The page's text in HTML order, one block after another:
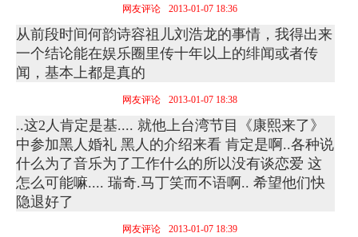
网友评论 2013-01-07 18:36
从前段时间何韵诗容祖儿刘浩龙的事情，我得出来
一个结论能在娱乐圈里传十年以上的绯闻或者传
闻，基本上都是真的
网友评论 2013-01-07 18:38
..这2人肯定是基.... 就他上台湾节目《康熙来了》
中参加黑人婚礼 黑人的介绍来看 肯定是啊..各种说
什么为了音乐为了工作什么的所以没有谈恋爱 这
怎么可能嘛.... 瑞奇.马丁笑而不语啊.. 希望他们快
隐退好了
网友评论 2013-01-07 18:39